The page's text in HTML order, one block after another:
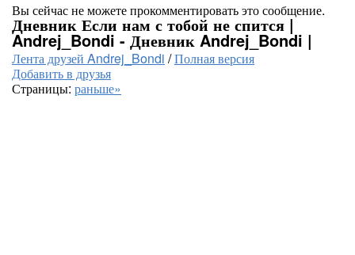
Вы сейчас не можете прокомментировать это сообщение.
Дневник Если нам с тобой не спится |
Andrej_Bondi - Дневник Andrej_Bondi |
Лента друзей Andrej_Bondi /Полная версия
Добавить в друзья
Страницы: раньше»